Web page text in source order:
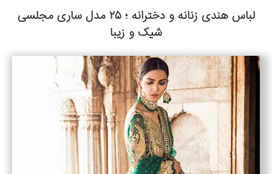
لباس هندی زنانه و دخترانه ؛ ۲۵ مدل ساری مجلسی
شیک و زیبا